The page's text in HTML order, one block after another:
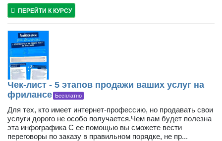
ПЕРЕЙТИ К КУРСУ
Чек-лист - 5 этапов продажи ваших услуг на
фрилансе Бесплатно
Для тех, кто имеет интернет-профессию, но продавать свои
услуги дорого не особо получается.Чем вам будет полезна
эта инфографика С ее помощью вы сможете вести
переговоры по заказу в правильном порядке, не пр...